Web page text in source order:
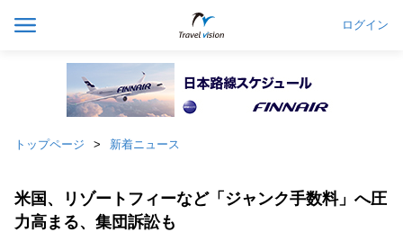
ログイン
トップページ 新着ニュース
米国、リゾートフィーなど「ジャンク手数料」へ圧
力高まる、集団訴訟も